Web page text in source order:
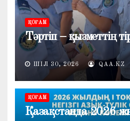
ҚОҒАМ
Тәртіп – қызметтің
ШІЛ 30, 2026 QAA.KZ
ҚОҒАМ
Қазақстанда 2026